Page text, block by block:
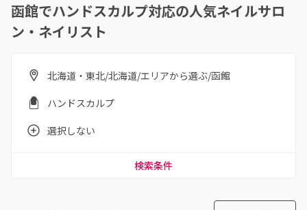
函館でハンドスカルプ対応の人気ネイルサロ
ン・ネイリスト
北海道・東北/北海道/エリアから選ぶ/函館
ハンドスカルプ
選択しない
検索条件